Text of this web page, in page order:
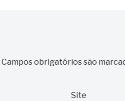
Campos obrigatórios são
Site